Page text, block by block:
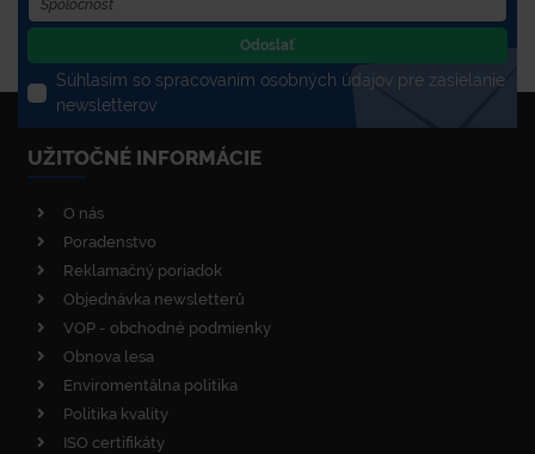
Odoslať
Súhlasím so spracovaním osobných údajov pre zasielanie
newsletterov
UŽITOČNÉ INFORMÁCIE
O nás
Poradenstvo
Reklamačný poriadok
Objednávka newsletterů
VOP - obchodné podmienky
Obnova lesa
Enviromentálna politika
Politika kvality
ISO certifikáty